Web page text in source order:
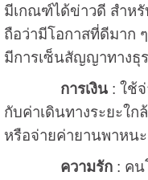
มีเกณฑ์ได้ข่าวดี สำห
ถือว่ามีโอกาสที่ดีมาก
มีการเซ็นสัญญาทางธุ
การเงิน: ใช้จ่
กับค่าเดินทางระยะใก
หรือจ่ายค่ายานพาหน
ความรัก: คน